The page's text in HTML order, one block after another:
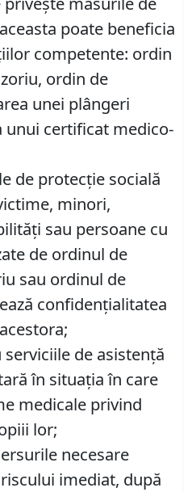
poate beneficia
competente: ordin
ordin de
unei plângeri
unui certificat medico-
de protecţie socială
minori,
sau persoane cu
de ordinul de
sau ordinul de
confidenţialitatea
serviciile de asistenţă
în situaţia în care
medicale privind
lor;
necesare
imediat, după